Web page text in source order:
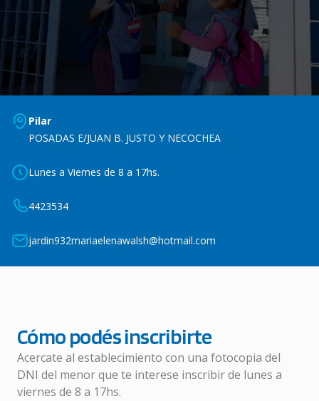
Pilar
POSADAS E/JUAN B. JUSTO Y NECOCHEA
Lunes a Viernes de 8 a 17hs.
4423534
jardin932mariaelenawalsh@hotmail.com
Cómo podés inscribirte
Acercate al establecimiento con una fotocopia del
DNI del menor que te interese inscribir de lunes a
viernes de 8 a 17hs.